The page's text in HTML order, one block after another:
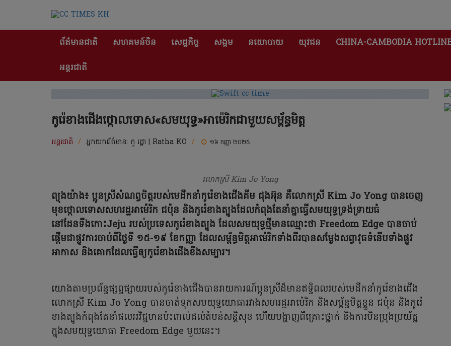
ព័ត៌មានជាតិ សហគមន៍ចិន សេដ្ឋកិច្ច សង្គម នយោបាយ យុវជន CHINA-CAMBODIA
អន្តរជាតិ
កូរ៉េខាងជើងថ្កោលទោស«សមយុទ្ធ»អាម៉េរិកជាមួយសម្ព័ន្ធមិត្ត
អន្តរជាតិ / អ្នកយកព័ត៌មាន: កូ រដ្ឋា | Ratha KO / ១៦ កញ្ញា ២០២៥
លោកស្រី Kim Jo Yong
ព្យុងយ៉ាង៖ ប្អូនស្រីសំណព្វចិត្តរបស់មេដឹកនាំកូរ៉េខាងជើងគីម ជុងអ៊ុន គឺលោកស្រី Kim Jo Yong បានចេញ
មុខថ្កោលទោសសហរដ្ឋអាម៉េរិក ជប៉ុន និងកូរ៉េខាងត្បូងដែលកំពុងតែនាំគ្នាធ្វើសមយុទ្ធទ្រង់ទ្រាយធំ
នៅដែនទឹងកោះJeju របស់ប្រទេសកូរ៉េខាងត្បូង ដែលសមយុទ្ធថ្មីមានឈ្មោះថា Freedom Edge បានចាប់
ផ្តើមជាផ្លូវការចាប់ពីថ្ងៃទី ១៥-១៩ ខែកញ្ញា ដែលសម្ព័ន្ធមិត្តអាម៉េរិកទាំងពីរបានសម្ងែងសព្វាវុធទំនើបទាំងផ្លូវ
អាកាស និងគោកដែលធ្វើឲ្យកូរ៉េខាងជើងខឹងសម្បារ។
យោងតាមប្រព័ន្ធផ្សព្វផ្សាយរបស់កូរ៉េខាងជើងបានរាយការណ៍ប្អូនស្រីដ៏មានឥទ្ធិពលរបស់មេដឹកនាំកូរ៉េខាងជើង
លោកស្រី Kim Jo Yong បានចាត់ទុកសមយុទ្ធយោធារវាងសហរដ្ឋអាម៉េរិក និងសម្ព័ន្ធមិត្តខ្លួន ជប៉ុន និងកូរ៉េ
ខាងត្បូងកំពុងតែនាំផលអវិជ្ជមានប៉ះពាល់ដល់តំបន់សន្តិសុខ ហើយបង្ហាញពីគ្រោះថ្នាក់ និងការមិនប្រុងប្រយ័ត្ន
ក្នុងសមយុទ្ធយោធា Freedom Edge មួយនេះ។